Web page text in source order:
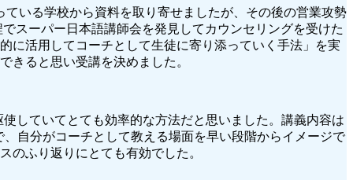
いる学校から資料を取り寄せましたが、その後の営業攻勢
スーパー日本語講師会を発見してカウンセリングを受けた
に活用してコーチとして生徒に寄り添っていく手法」を実
きると思い受講を決めました。
していてとても効率的な方法だと思いました。講義内容は
自分がコーチとして教える場面を早い段階からイメージで
のふり返りにとても有効でした。